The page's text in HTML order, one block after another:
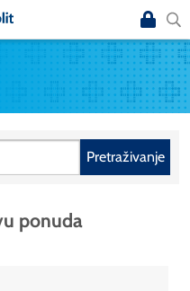
Pretraživanje
ponuda